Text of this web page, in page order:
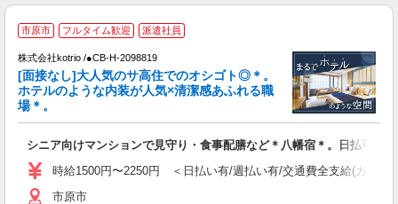
市原市 フルタイム歓迎 派遣社員
株式会社kotrio /●CB-H-2098819
[面接なし]大人気のサ高住でのオシゴト◎＊。
ホテルのような内装が人気×清潔感あふれる職
場＊。
シニア向けマンションで見守り・食事配膳など＊八幡宿＊。日払可
時給1500円〜2250円 ＜日払い有/週払い有/交通費全支給(ガソリ
市原市